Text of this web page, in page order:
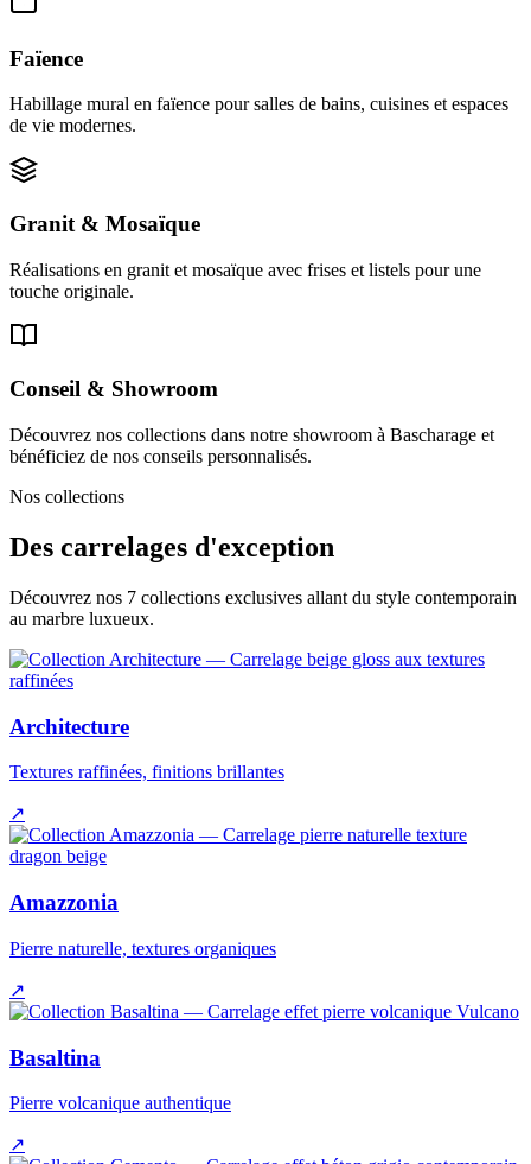
Faïence
Habillage mural en faïence pour salles de bains, cuisines et espaces
de vie modernes.
Granit & Mosaïque
Réalisations en granit et mosaïque avec frises et listels pour une
touche originale.
Conseil & Showroom
Découvrez nos collections dans notre showroom à Bascharage et
bénéficiez de nos conseils personnalisés.
Nos collections
Des carrelages d'exception
Découvrez nos 7 collections exclusives allant du style contemporain
au marbre luxueux.
Architecture
Textures raffinées, finitions brillantes
↗
Amazzonia
Pierre naturelle, textures organiques
↗
Basaltina
Pierre volcanique authentique
↗